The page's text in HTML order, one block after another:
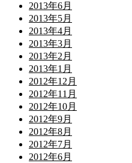
2013年6月
2013年5月
2013年4月
2013年3月
2013年2月
2013年1月
2012年12月
2012年11月
2012年10月
2012年9月
2012年8月
2012年7月
2012年6月